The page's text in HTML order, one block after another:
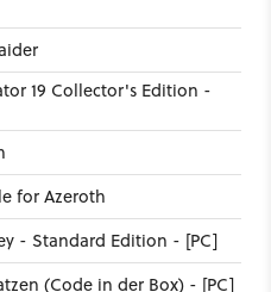
19 Collector's Edition -
for Azeroth
- Standard Edition - [PC]
(Code in der Box) - [PC]